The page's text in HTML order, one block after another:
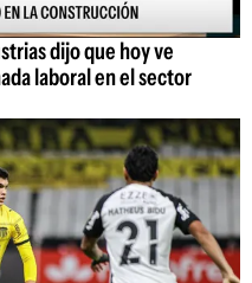
dijo que hoy ve
laboral en el sector